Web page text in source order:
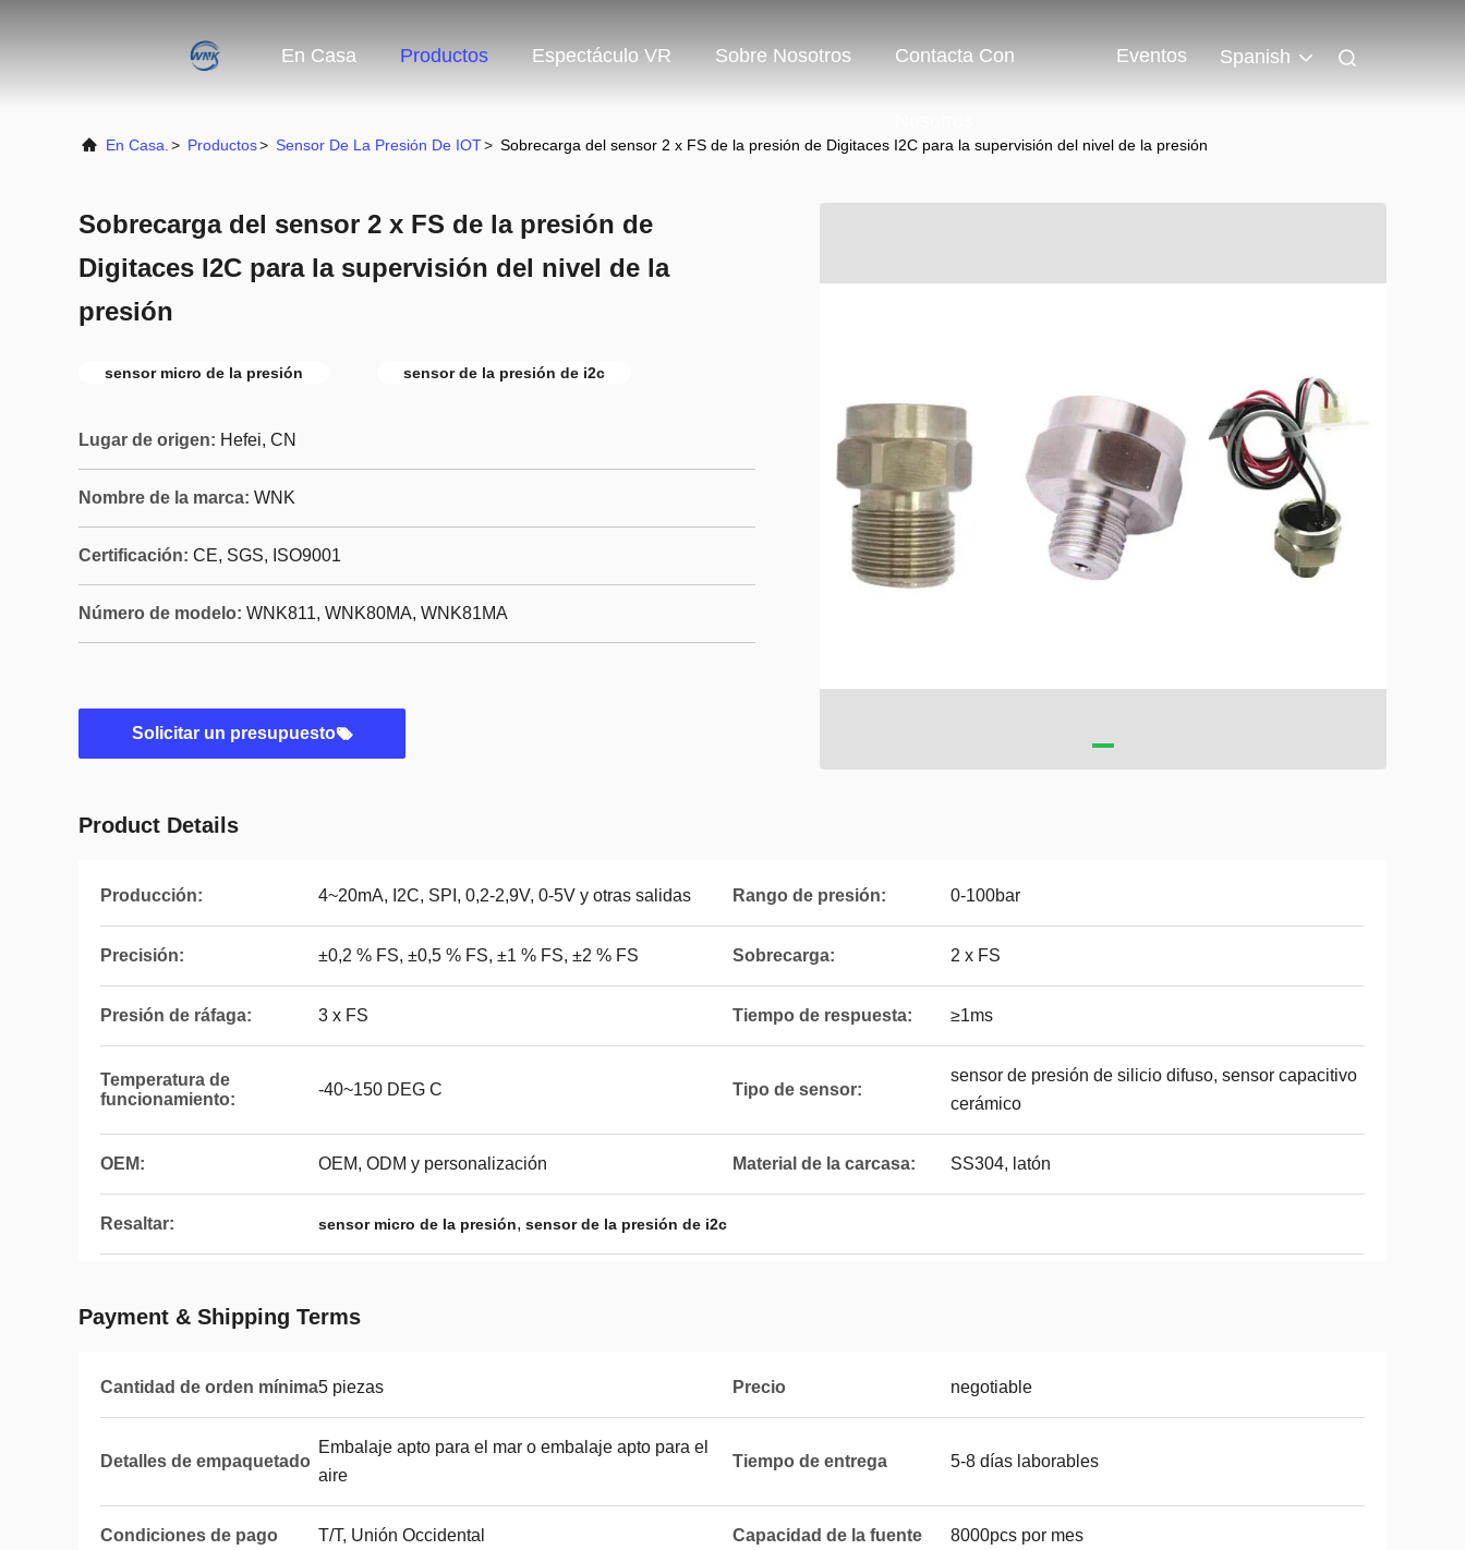
En Casa Productos Espectáculo VR Sobre Nosotros Contacta Con Eventos Spanish
En Casa. > Productos> Sensor De La Presión De IOT> Sobrecarga del sensor 2 x FS de la presión de Digitaces I2C para la supervisión del nivel de la presión
Sobrecarga del sensor 2 x FS de la presión de
Digitaces I2C para la supervisión del nivel de la
presión
sensor micro de la presión sensor de la presión de i2c
Lugar de origen: Hefei, CN
Nombre de la marca: WNK
Certificación: CE, SGS, ISO9001
Número de modelo: WNK811, WNK80MA, WNK81MA
Solicitar un presupuesto
Product Details
Producción: 4~20mA, I2C, SPI, 0,2-2,9V, 0-5V y otras salidas Rango de presión: 0-100bar
Precisión: ±0,2 % FS, ±0,5 % FS, ±1 % FS, ±2 % FS Sobrecarga: 2 x FS
Presión de ráfaga: 3 x FS Tiempo de respuesta: ≥1ms
Temperatura de
funcionamiento:
-40~150 DEG C Tipo de sensor:
sensor de presión de silicio difuso, sensor capacitivo
cerámico
OEM: OEM, ODM y personalización Material de la carcasa: SS304, latón
Resaltar: sensor micro de la presión, sensor de la presión de i2c
Payment & Shipping Terms
Cantidad de orden mínima5 piezas Precio negotiable
Detalles de empaquetado
Embalaje apto para el mar o embalaje apto para el
aire
Tiempo de entrega 5-8 días laborables
Condiciones de pago T/T, Unión Occidental Capacidad de la fuente 8000pcs por mes